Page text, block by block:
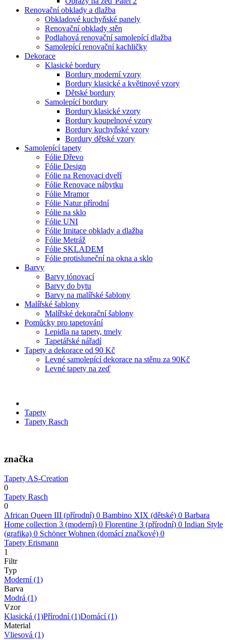
Renovační obklady a dlažba
Obkladové kuchyňské panely
Renovační obklady stěn
Podlahová renovační samolepící dlažba
Samolepící renovační kachličky
Dekorace
Klasické bordury
Bordury moderní vzory
Bordury klasické a květinové vzory
Dětské bordury
Samolepící bordury
Bordury klasické vzory
Bordury koupelnové vzory
Bordury kuchyňské vzory
Bordury dětské vzory
Samolepící tapety
Fólie Dřevo
Fólie Design
Fólie na Renovaci dveří
Fólie Renovace nábytku
Fólie Mramor
Fólie Natur přírodní
Fólie na sklo
Fólie UNI
Fólie Imitace obklady a dlažba
Fólie Metráž
Fólie SKLADEM
Fólie protisluneční na okna a sklo
Barvy
Barvy tónovací
Barvy do bytu
Barvy na malířské šablony
Malířské šablony
Malířské dekorační šablony
Pomůcky pro tapetování
Lepidla na tapety, tmely
Tapetářské nářadí
Tapety a dekorace od 90 Kč
Levné samolepící dekorace na stěnu za 90Kč
Levné tapety na zeď
Tapety
Tapety Rasch
značka
Tapety AS-Creation
0
Tapety Rasch
0
African Queen III (přírodní) 0 Bambino XIX (dětské) 0 Barbara
Home collection 3 (moderní) 0 Florentine 3 (přírodní) 0 Indian Style
(grafika) 0 Schöner Wohnen (domácí značkové) 0
Tapety Erismann
1
Filtr
Typ
Moderní(1)
Barva
Modrá (1)
Vzor
Klasická (1)Přírodní(1)Domácí(1)
Material
Vliesová (1)